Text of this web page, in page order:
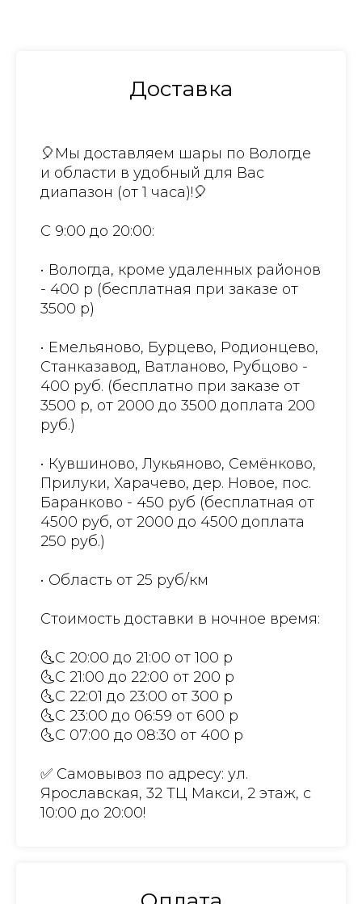
Доставка
🎈Мы доставляем шары по Вологде
и области в удобный для Вас
диапазон (от 1 часа)!🎈
С 9:00 до 20:00:
• Вологда, кроме удаленных районов
- 400 р (бесплатная при заказе от
3500 р)
• Емельяново, Бурцево, Родионцево,
Станказавод, Ватланово, Рубцово -
400 руб. (бесплатно при заказе от
3500 р, от 2000 до 3500 доплата 200
руб.)
• Кувшиново, Лукьяново, Семёнково,
Прилуки, Харачево, дер. Новое, пос.
Баранково - 450 руб (бесплатная от
4500 руб, от 2000 до 4500 доплата
250 руб.)
• Область от 25 руб/км
Стоимость доставки в ночное время:
🌜С 20:00 до 21:00 от 100 р
🌜С 21:00 до 22:00 от 200 р
🌜С 22:01 до 23:00 от 300 р
🌜С 23:00 до 06:59 от 600 р
🌜С 07:00 до 08:30 от 400 р
✅ Самовывоз по адресу: ул.
Ярославская, 32 ТЦ Макси, 2 этаж, с
10:00 до 20:00!